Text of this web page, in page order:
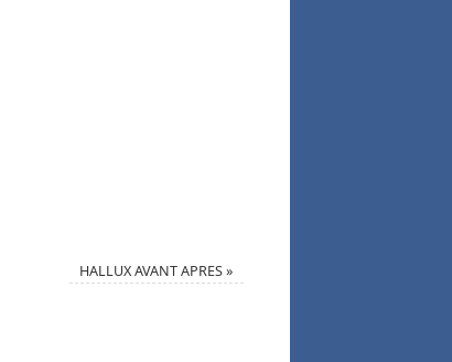
HALLUX AVANT APRES»